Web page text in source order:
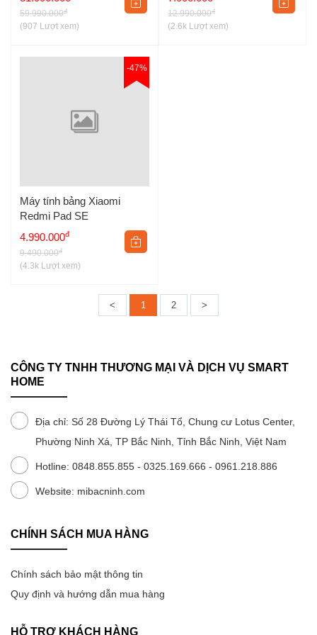
Máy sở hữu tần số quét linh hoạt 120Hz, độ sáng tối đa
cả trong nhà và ngoài trời. Em này được thiết lập cảm biến
Camera Xiaomi Redmi Turbo 4 Pro: Độ phân giải tới
50MP quay chụp đẹp mắt
linh hoạt, chất lượng bức hình đẹp mắt, khả năng quay
phim sắc nét, đáp ứng thị hiếu người dùng phổ thông. Với
camera chính độ phân giải 50MP, ống kính góc siêu rộng
8MP và camera trước 20MP, dòng sản phẩm này dễ dàng
tạo được những bức hình phong phú, video sống động, độ
chi tiết cao, tương phản tốt và màu sắc chân thực.
59.990.000đ
(907 Lượt xem)
12.990.000đ
(2.6k Lượt xem)
-47%
Máy tính bảng Xiaomi
Redmi Pad SE
4.990.000đ
9.490.000đ
(4.3k Lượt xem)
< 1 2 >
CÔNG TY TNHH THƯƠNG MẠI VÀ DỊCH VỤ SMART
HOME
Địa chỉ: Số 28 Đường Lý Thái Tổ, Chung cư Lotus Center,
Phường Ninh Xá, TP Bắc Ninh, Tỉnh Bắc Ninh, Việt Nam
Hotline: 0848.855.855 - 0325.169.666 - 0961.218.886
Website: mibacninh.com
CHÍNH SÁCH MUA HÀNG
Chính sách bảo mật thông tin
Quy định và hướng dẫn mua hàng
HỖ TRỢ KHÁCH HÀNG